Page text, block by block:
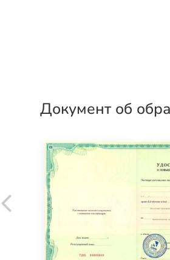
Документ об